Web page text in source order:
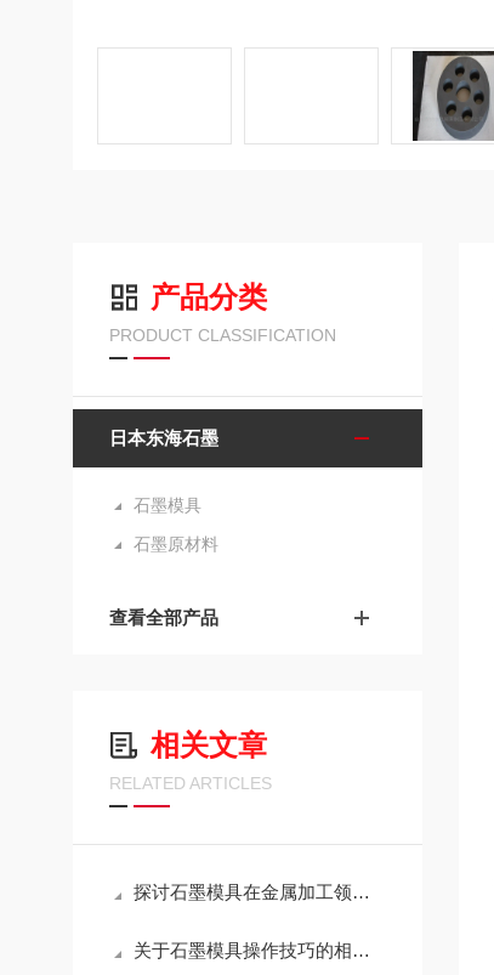
产品分类
PRODUCT CLASSIFICATION
日本东海石墨
石墨模具
石墨原材料
查看全部产品
相关文章
RELATED ARTICLES
探讨石墨模具在金属加工领域的应用
关于石墨模具操作技巧的相关介绍